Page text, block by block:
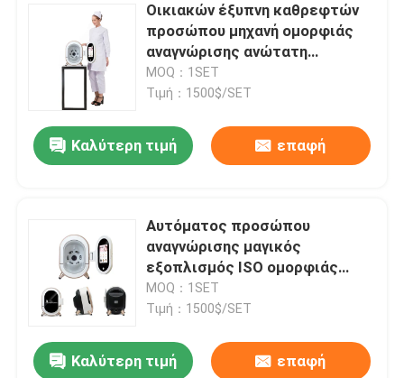
Οικιακών έξυπνη καθρεφτών
προσώπου μηχανή ομορφιάς
αναγνώρισης ανώτατη
πολυσύνθετη
MOQ：1SET
Τιμή：1500$/SET
Καλύτερη τιμή επαφή
Αυτόματος προσώπου
αναγνώρισης μαγικός
εξοπλισμός ISO ομορφιάς
καθρεφτών καλλυντικός
πολυσύνθετος
MOQ：1SET
Τιμή：1500$/SET
Καλύτερη τιμή επαφή